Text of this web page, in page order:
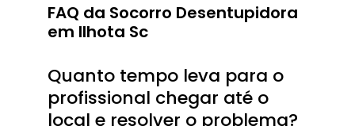
FAQ da Socorro Desentupidora
em Ilhota Sc
Quanto tempo leva para o
profissional chegar até o
local e resolver o problema?